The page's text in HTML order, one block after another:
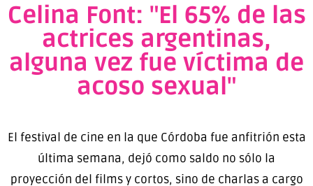
Celina Font: "El 65% de las
actrices argentinas,
alguna vez fue víctima de
acoso sexual"
El festival de cine en la que Córdoba fue anfitrión esta
última semana, dejó como saldo no sólo la
proyección del films y cortos, sino de charlas a cargo